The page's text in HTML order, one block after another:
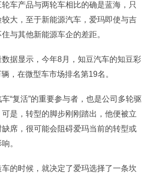
车产品与两轮车相比的确是蓝海，只
大，至于新能源汽车，爱玛即使与吉
与其他新能源车企的差距。
据显示，今年8月，知豆汽车的知豆彩
，在微型车市场排名第19名。
“复活”的重要参与者，也是公司多轮驱
是，转型的脚步刚刚踏出，他便被立
席，很可能会阻碍爱玛当前的转型或
。
的时候，就决定了爱玛选择了一条坎